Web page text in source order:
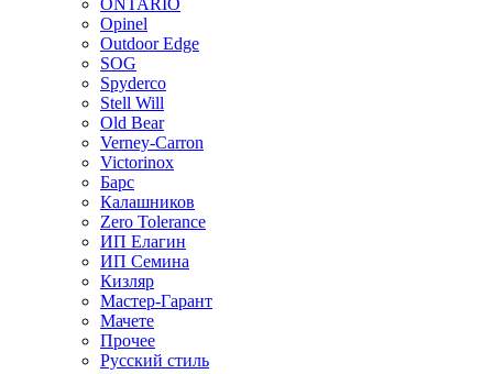
ONTARIO
Opinel
Outdoor Edge
SOG
Spyderco
Stell Will
Old Bear
Verney-Carron
Victorinox
Барс
Калашников
Zero Tolerance
ИП Елагин
ИП Семина
Кизляр
Мастер-Гарант
Мачете
Прочее
Русский стиль